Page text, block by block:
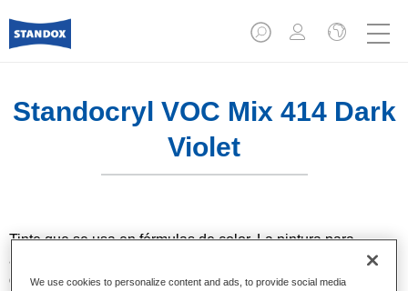
Standocryl VOC Mix 414 Dark
Violet
Tinte que se usa en fórmulas de color. La pintura para
automóvil Standocryl es un acabado 2K VOC de base
disolvente, de alta calidad para todos los colores sólidos.
We use cookies to personalize content and ads, to provide social media